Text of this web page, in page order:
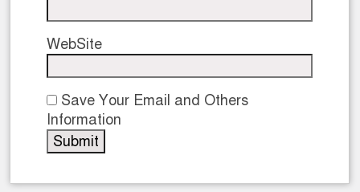
WebSite
Save Your Email and Others
Information